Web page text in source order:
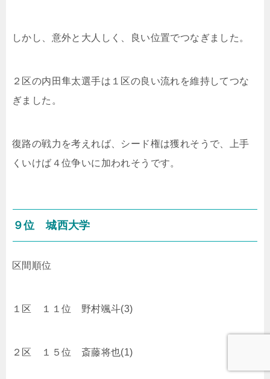
しかし、意外と大人しく、良い位置でつなぎました。
２区の内田隼太選手は１区の良い流れを維持してつな
ぎました。
復路の戦力を考えれば、シード権は獲れそうで、上手
くいけば４位争いに加われそうです。
９位 城西大学
区間順位
１区 １１位 野村颯斗(3)
２区 １５位 斎藤将也(1)